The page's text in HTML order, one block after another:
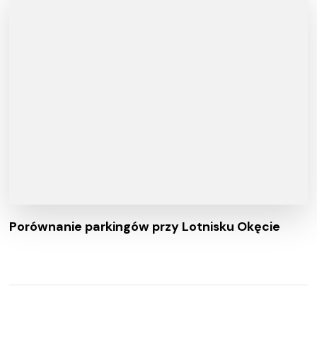
Porównanie parkingów przy Lotnisku Okęcie